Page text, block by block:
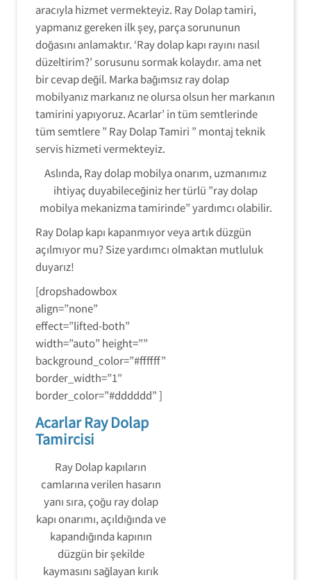
aracıyla hizmet vermekteyiz. Ray Dolap tamiri,
yapmanız gereken ilk şey, parça sorununun
doğasını anlamaktır. ‘Ray dolap kapı rayını nasıl
düzeltirim?’ sorusunu sormak kolaydır. ama net
bir cevap değil. Marka bağımsız ray dolap
mobilyanız markanız ne olursa olsun her markanın
tamirini yapıyoruz. Acarlar’ in tüm semtlerinde
tüm semtlere ” Ray Dolap Tamiri ” montaj teknik
servis hizmeti vermekteyiz.
Aslında, Ray dolap mobilya onarım, uzmanımız
ihtiyaç duyabileceğiniz her türlü ”ray dolap
mobilya mekanizma tamirinde” yardımcı olabilir.
Ray Dolap kapı kapanmıyor veya artık düzgün
açılmıyor mu? Size yardımcı olmaktan mutluluk
duyarız!
[dropshadowbox
align=”none”
effect=”lifted-both”
width=”auto” height=””
background_color=”#ffffff”
border_width=”1″
border_color=”#dddddd” ]
Acarlar Ray Dolap
Tamircisi
Ray Dolap kapıların
camlarına verilen hasarın
yanı sıra, çoğu ray dolap
kapı onarımı, açıldığında ve
kapandığında kapının
düzgün bir şekilde
kaymasını sağlayan kırık